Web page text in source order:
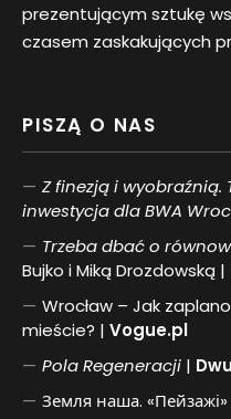
prezentującym sztukę
czasem zaskakujących
PISZĄ O NAS
Z finezją i wyobraźnią.
inwestycja dla BWA
Trzeba dbać o
Bujko i Miką Drozdowską |
Wrocław – Jak
mieście? | Vogue.pl
PolaRegeneracji |
Земля наша. «Пейзажі»